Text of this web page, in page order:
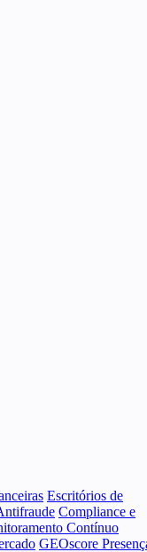
Escritórios de
Compliance e
Contínuo
GEOscore